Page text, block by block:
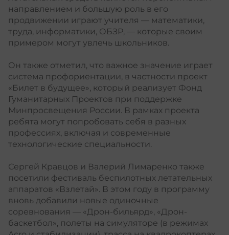
направлением и большую роль в его
продвижении играют учителя — математики,
труда, информатики, ОБЗР, — которые своим
примером могут увлечь школьников.
Он также отметил, что важное значение играет
система профориентации, в частности проект
«Билет в будущее», который реализует Фонд
Гуманитарных Проектов при поддержке
Минпросвещения России. В рамках проекта
ребята могут попробовать себя в разных
профессиях, включая и современные
технологические специальности.
Сергей Кравцов и Валерий Лимаренко также
посетили фестиваль беспилотных летательных
аппаратов «Взлетай». В этом году в программу
вновь добавили новые одиночные
соревнования — «Дрон-бильярд», «Дрон-
баскетбол», полеты на симуляторе (в режимах